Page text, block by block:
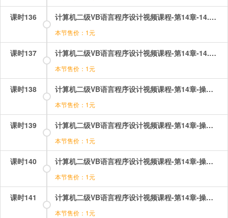
课时136 计算机二级VB语言程序设计视频课程-第14章-14.1数据文件（1）.mp4
本节售价：1元
课时137 计算机二级VB语言程序设计视频课程-第14章-14.1数据文件（2）.mp4
本节售价：1元
课时138 计算机二级VB语言程序设计视频课程-第14章-操作：数据文件写操作.mp4
本节售价：1元
课时139 计算机二级VB语言程序设计视频课程-第14章-操作：文件之QQ盗号.mp4
本节售价：1元
课时140 计算机二级VB语言程序设计视频课程-第14章-操作：文件的保存.mp4
本节售价：1元
课时141 计算机二级VB语言程序设计视频课程-第14章-操作：统计字母出现的次数（1）.mp4
本节售价：1元